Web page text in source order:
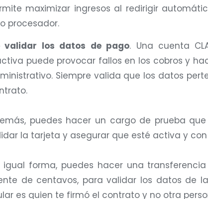
maximizar ingresos al redirigir
procesador.
validar los datos de pago. Una cuenta
puede provocar fallos en los cobros y
Siempre valida que los datos
puedes hacer un cargo de prueba
la tarjeta y asegurar que esté activa y
igual forma, puedes hacer una
de centavos, para validar los datos de
es quien te firmó el contrato y no otra